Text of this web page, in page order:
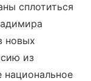
сплотиться
новых
из
национальное